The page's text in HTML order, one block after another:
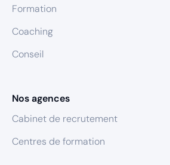
Formation
Coaching
Conseil
Nos agences
Cabinet de recrutement
Centres de formation